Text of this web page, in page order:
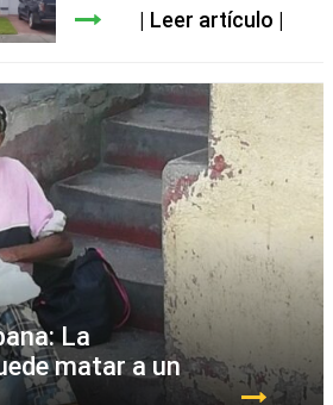
Leer artículo
La
matar a un